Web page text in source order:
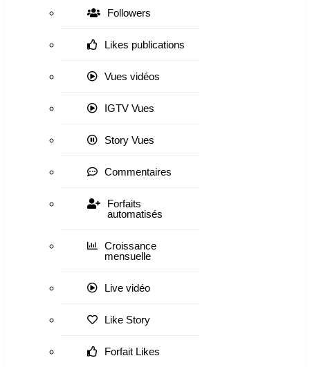
Followers
Likes publications
Vues vidéos
IGTV Vues
Story Vues
Commentaires
Forfaits
automatisés
Croissance
mensuelle
Live vidéo
Like Story
Forfait Likes